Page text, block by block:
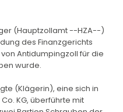
(Hauptzollamt --HZA--)
des Finanzgerichts
Antidumpingzoll für die
wurde.
(Klägerin), eine sich in
KG, überführte mit